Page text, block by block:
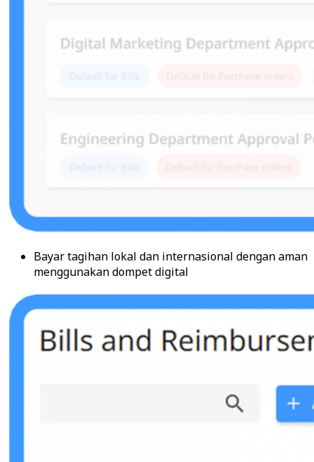
Bayar tagihan lokal dan internasional dengan aman
menggunakan dompet digital